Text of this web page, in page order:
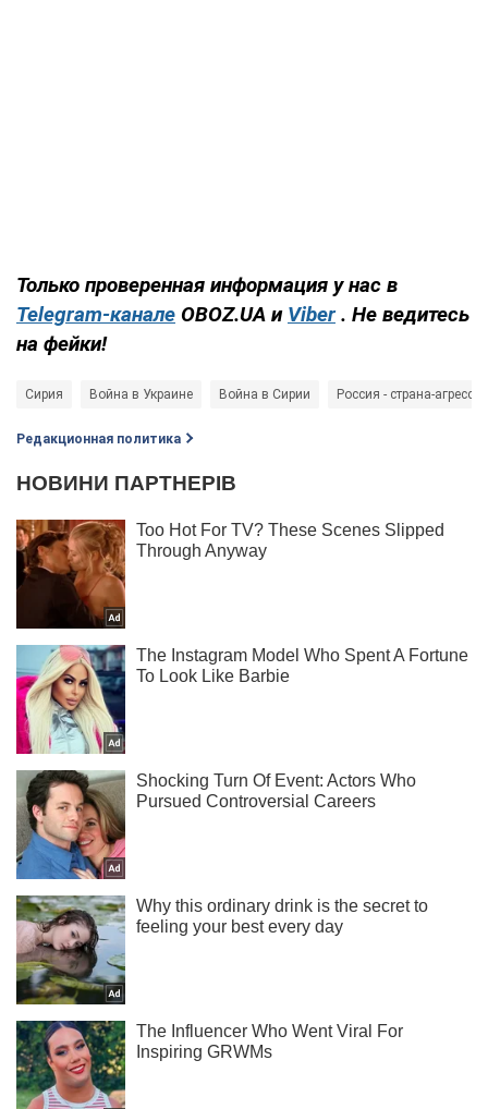
Только проверенная информация у нас в
Telegram-канале OBOZ.UA и Viber . Не ведитесь
на фейки!
Сирия Война в Украине Война в Сирии Россия - страна-агрессор
Редакционная политика